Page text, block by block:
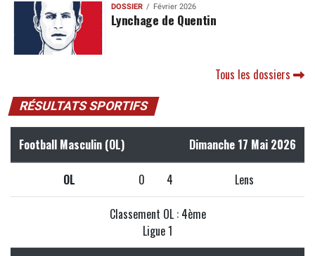
DOSSIER Février 2026
Lynchage de Quentin
Tous les dossiers
RÉSULTATS SPORTIFS
Football Masculin (OL) Dimanche 17 Mai 2026
OL 0 4 Lens
Classement OL : 4ème
Ligue 1